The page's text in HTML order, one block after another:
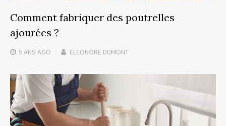
Comment fabriquer des poutrelles
ajourées ?
5 ANS AGO ELEONORE DUMONT